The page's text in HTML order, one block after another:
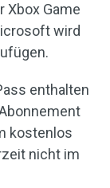
Xbox Game
wird
enthalten
kostenlos
nicht im